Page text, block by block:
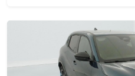
Jantes alliage 18" Fori
215/55 R18 99V : option
Vitres AV/AR électriques